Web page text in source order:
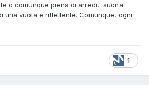
o comunque piena di arredi, suona
una vuota e riflettente. Comunque, ogni
1